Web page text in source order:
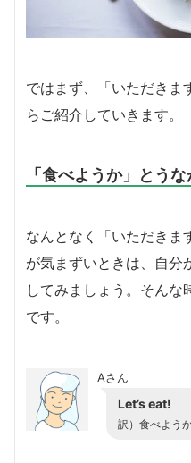
ではまず、「いただきま
らご紹介していきます。
「食べようか」とう
なんとなく「いただきま
が気まずいときは、自分
してみましょう。そんな
です。
Aさん
Let’s eat!
訳）食べようか